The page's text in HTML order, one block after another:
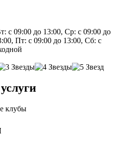
с 09:00 до 13:00, Ср: с 09:00 до
Пт: с 09:00 до 13:00, Сб: с
клубы